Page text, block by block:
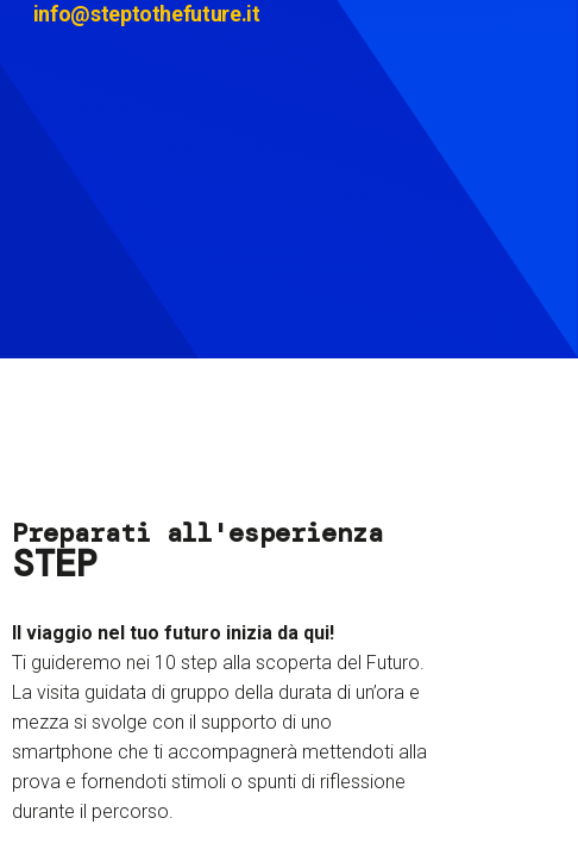
info@steptothefuture.it
Preparati all'esperienza
STEP
Il viaggio nel tuo futuro inizia da qui!
Ti guideremo nei 10 step alla scoperta del Futuro.
La visita guidata di gruppo della durata di un’ora e
mezza si svolge con il supporto di uno
smartphone che ti accompagnerà mettendoti alla
prova e fornendoti stimoli o spunti di riflessione
durante il percorso.